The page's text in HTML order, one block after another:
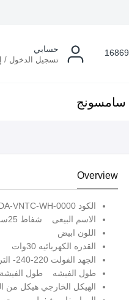
16869 حسابي
تسجيل الدخول /
سامسونج
Overview
الكود ARM-SDA-VNTC-WH-0000
الاسم البيعى شفاط 25سم بشبكة
اللون ابيض
القدره الكهربائيه 30وات
الجهد الفولت 220-240- التردد 50\60 هيرتز
طول الفيشه طول الفيشة 75 سم
الهيكل الخارجي هيكل من